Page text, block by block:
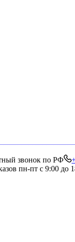
звонок по РФ
пн-пт с 9:00 до